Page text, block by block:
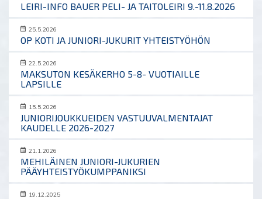
LEIRI-INFO BAUER PELI- JA TAITOLEIRI 9.-11.8.2026
25.5.2026
OP KOTI JA JUNIORI-JUKURIT YHTEISTYÖHÖN
22.5.2026
MAKSUTON KESÄKERHO 5-8- VUOTIAILLE
LAPSILLE
15.5.2026
JUNIORIJOUKKUEIDEN VASTUUVALMENTAJAT
KAUDELLE 2026-2027
21.1.2026
MEHILÄINEN JUNIORI-JUKURIEN
PÄÄYHTEISTYÖKUMPPANIKSI
19.12.2025